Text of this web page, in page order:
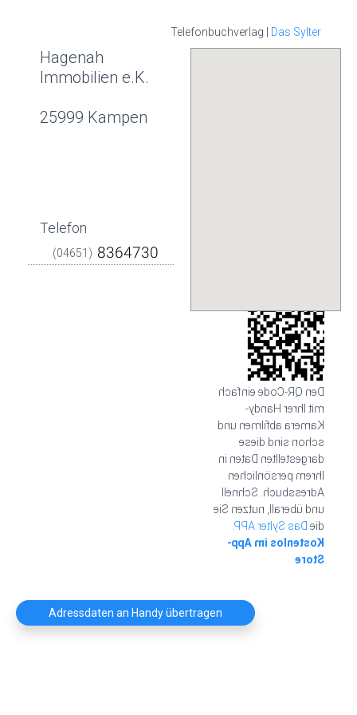
Telefonbuchverlag | Das Sylter
Hagenah
Immobilien e.K.
25999 Kampen
Telefon
(04651)
Den QR-Code einfach
mit Ihrer Handy-
Kamera abfilmen und
schon sind diese
dargestellten Daten in
Ihrem persönlichen
Adressbuch. Schnell
und überall, nutzen Sie
die
Das Sylter APP.
Kostenlos im App-
Store
Adressdaten an Handy übertragen